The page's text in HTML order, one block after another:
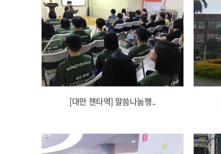
[대만 젠타역] 말씀나눔행..